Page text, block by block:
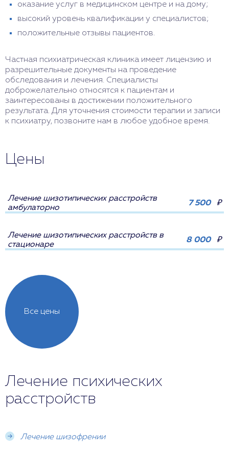
оказание услуг в медицинском центре и на дому;
высокий уровень квалификации у специалистов;
положительные отзывы пациентов.
Частная психиатрическая клиника имеет лицензию и
разрешительные документы на проведение
обследования и лечения. Специалисты
доброжелательно относятся к пациентам и
заинтересованы в достижении положительного
результата. Для уточнения стоимости терапии и записи
к психиатру, позвоните нам в любое удобное время.
Цены
Все цены
Лечение шизотипических расстройств
амбулаторно
7 500 ₽
Лечение шизотипических расстройств в
стационаре
8 000 ₽
Лечение психических
расстройств
Лечение шизофрении